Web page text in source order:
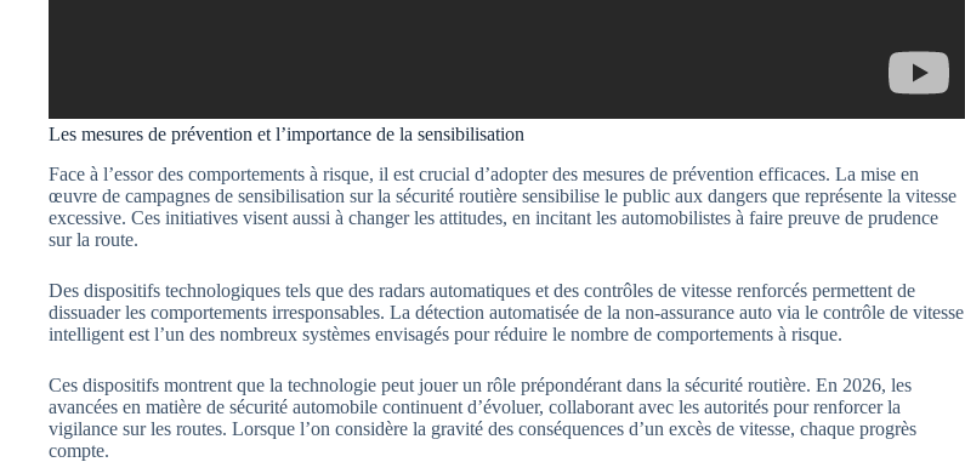
Les mesures de prévention et l’importance de la sensibilisation
Face à l’essor des comportements à risque, il est crucial d’adopter des mesures de prévention efficaces. La mise en
œuvre de campagnes de sensibilisation sur la sécurité routière sensibilise le public aux dangers que représente la vitesse
excessive. Ces initiatives visent aussi à changer les attitudes, en incitant les automobilistes à faire preuve de prudence
sur la route.
Des dispositifs technologiques tels que des radars automatiques et des contrôles de vitesse renforcés permettent de
dissuader les comportements irresponsables. La détection automatisée de la non-assurance auto via le contrôle de vitesse
intelligent est l’un des nombreux systèmes envisagés pour réduire le nombre de comportements à risque.
Ces dispositifs montrent que la technologie peut jouer un rôle prépondérant dans la sécurité routière. En 2026, les
avancées en matière de sécurité automobile continuent d’évoluer, collaborant avec les autorités pour renforcer la
vigilance sur les routes. Lorsque l’on considère la gravité des conséquences d’un excès de vitesse, chaque progrès
compte.